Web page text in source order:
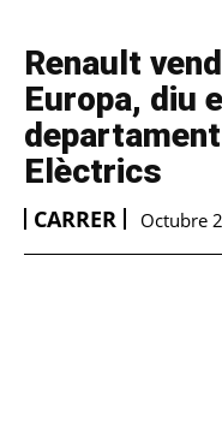
Renault
Europa, diu
Elèctrics
CARRER Octubre